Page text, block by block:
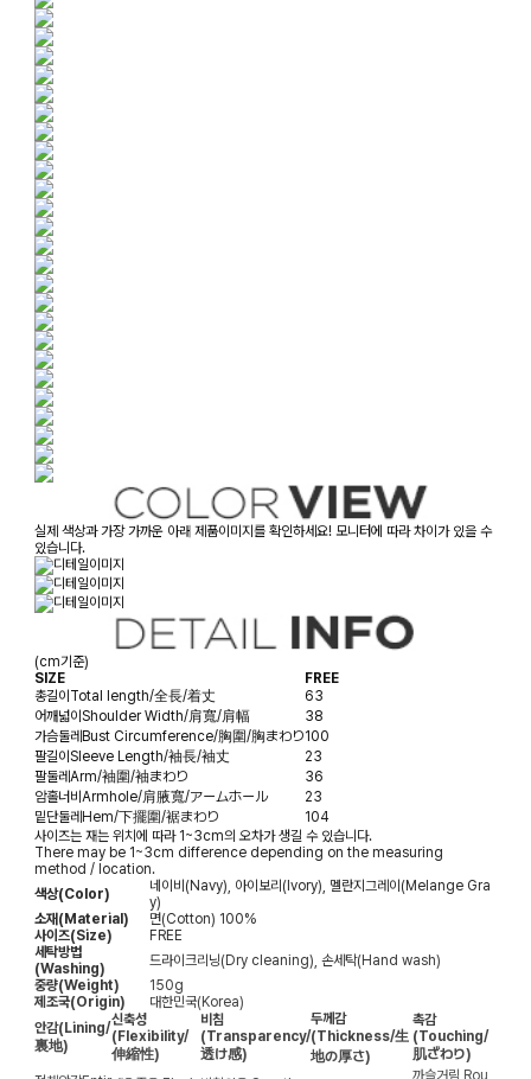
실제 색상과 가장 가까운 아래 제품이미지를 확인하세요! 모니터에 따라 차이가 있을 수
있습니다.
(cm기준)
SIZE
FREE
총길이Total length/全長/着丈
63
어깨넓이Shoulder Width/肩寬/肩幅
38
가슴둘레Bust Circumference/胸圍/胸まわり100
팔길이Sleeve Length/袖長/袖丈
23
팔둘레Arm/袖圍/袖まわり
36
암홀너비Armhole/肩腋寬/アームホール
23
밑단둘레Hem/下擺圍/裾まわり
104
사이즈는 재는 위치에 따라 1~3cm의 오차가 생길 수 있습니다.
There may be 1~3cm difference depending on the measuring
method / location.
색상(Color)
네이비(Navy), 아이보리(Ivory), 멜란지그레이(Melange Gra
y)
소재(Material)
면(Cotton) 100%
사이즈(Size)
FREE
세탁방법
(Washing)
드라이크리닝(Dry cleaning), 손세탁(Hand wash)
중량(Weight)
150g
제조국(Origin)
대한민국(Korea)
안감(Lining/
裏地)
신축성
(Flexibility/
伸縮性)
비침
(Transparency/
透け感)
두께감
(Thickness/生
地の厚さ)
촉감
(Touching/
肌ざわり)
까슬거림 Rou